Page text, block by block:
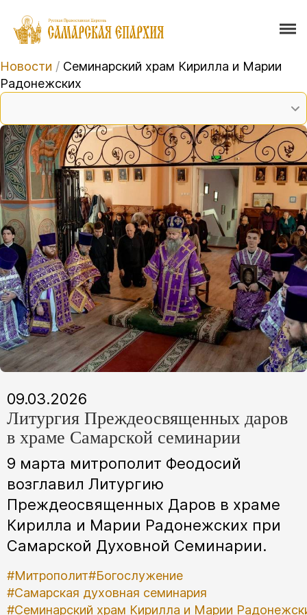
Новости / Семинарский храм Кирилла и Марии
Радонежских
09.03.2026
Литургия Преждеосвященных даров
в храме Самарской семинарии
9 марта митрополит Феодосий
возглавил Литургию
Преждеосвященных Даров в храме
Кирилла и Марии Радонежских при
Самарской Духовной Семинарии.
#Митрополит#Богослужение
#Самарская духовная семинария
#Семинарский храм Кирилла и Марии